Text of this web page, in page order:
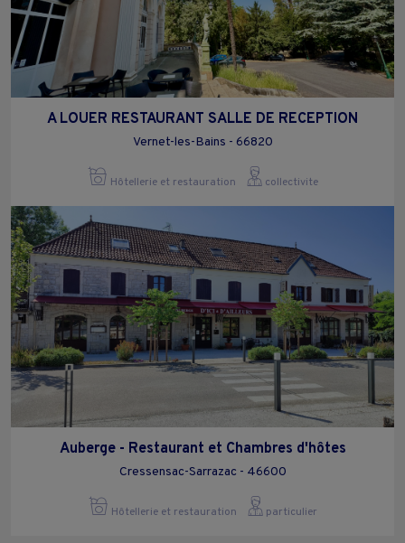
A LOUER RESTAURANT SALLE DE RECEPTION
Vernet-les-Bains - 66820
Hôtellerie et restauration collectivite
Auberge - Restaurant et Chambres d'hôtes
Cressensac-Sarrazac - 46600
Hôtellerie et restauration particulier